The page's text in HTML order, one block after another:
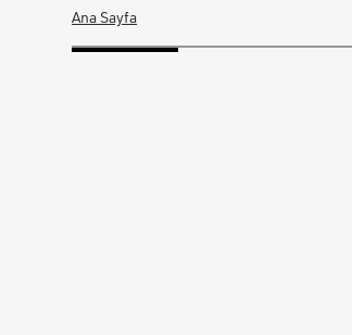
Ana Sayfa